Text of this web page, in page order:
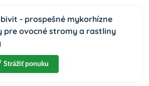
- prospešné mykorhízne
pre ovocné stromy a rastliny
Strážiť ponuku